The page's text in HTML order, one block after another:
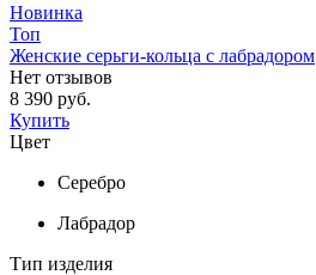
Новинка
Топ
Женские серьги-кольца с лабрадором
Нет отзывов
8 390 руб.
Купить
Цвет
Серебро
Лабрадор
Тип изделия